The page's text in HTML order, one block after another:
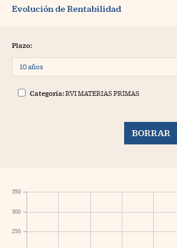
Evolución de Rentabilidad
Plazo:
Categoría:RVI MATERIAS PRIMAS
250
300
350